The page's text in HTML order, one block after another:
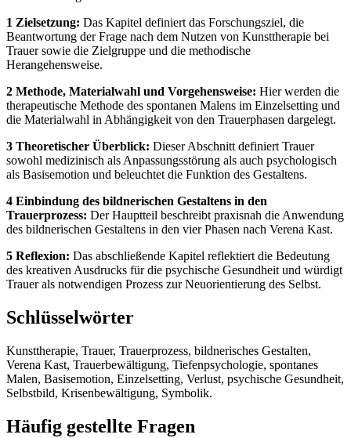
1 Zielsetzung: Das Kapitel definiert das Forschungsziel, die
Beantwortung der Frage nach dem Nutzen von Kunsttherapie bei
Trauer sowie die Zielgruppe und die methodische
Herangehensweise.
2 Methode, Materialwahl und Vorgehensweise: Hier werden die
therapeutische Methode des spontanen Malens im Einzelsetting und
die Materialwahl in Abhängigkeit von den Trauerphasen dargelegt.
3 Theoretischer Überblick: Dieser Abschnitt definiert Trauer
sowohl medizinisch als Anpassungsstörung als auch psychologisch
als Basisemotion und beleuchtet die Funktion des Gestaltens.
4 Einbindung des bildnerischen Gestaltens in den
Trauerprozess: Der Hauptteil beschreibt praxisnah die Anwendung
des bildnerischen Gestaltens in den vier Phasen nach Verena Kast.
5 Reflexion: Das abschließende Kapitel reflektiert die Bedeutung
des kreativen Ausdrucks für die psychische Gesundheit und würdigt
Trauer als notwendigen Prozess zur Neuorientierung des Selbst.
Schlüsselwörter
Kunsttherapie, Trauer, Trauerprozess, bildnerisches Gestalten,
Verena Kast, Trauerbewältigung, Tiefenpsychologie, spontanes
Malen, Basisemotion, Einzelsetting, Verlust, psychische Gesundheit,
Selbstbild, Krisenbewältigung, Symbolik.
Häufig gestellte Fragen